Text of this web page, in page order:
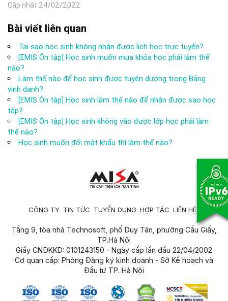
Cập nhật 24/02/2022
Bài viết liên quan
Tại sao học sinh không nhận được lịch học trực tuyến?
[EMIS Ôn tập] Học sinh muốn mua khóa học phải làm thế
nào?
Làm thế nào để học sinh được tuyên dương trong Bảng
vinh danh?
[EMIS Ôn tập] Học sinh làm thế nào để nhận được sao học
tập?
[EMIS Ôn tập] Học sinh không vào được lớp học phải làm
thế nào?
Học sinh muốn đổi mật khẩu thì làm thế nào?
CÔNG TY TIN TỨC TUYỂN DỤNG HỢP TÁC LIÊN HỆ
Tầng 9, tòa nhà Technosoft, phố Duy Tân, phường Cầu Giấy,
TP.Hà Nội
Giấy CNĐKKD: 0101243150 - Ngày cấp lần đầu 22/04/2002
Cơ quan cấp: Phòng Đăng ký kinh doanh - Sở Kế hoạch và
Đầu tư TP. Hà Nội